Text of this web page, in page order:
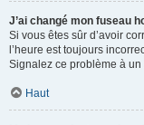
J’ai changé mon fuseau
Si vous êtes sûr d’avoir
l’heure est toujours
Signalez ce problème à un
Haut